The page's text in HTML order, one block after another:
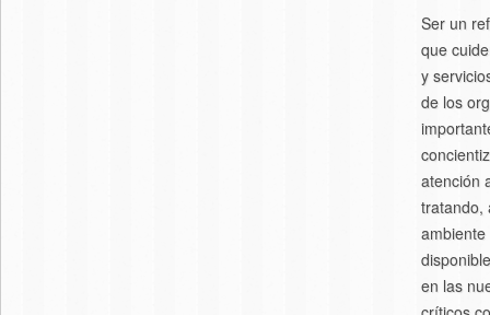
Ser un
que
y
de los
atención
tratando,
en las